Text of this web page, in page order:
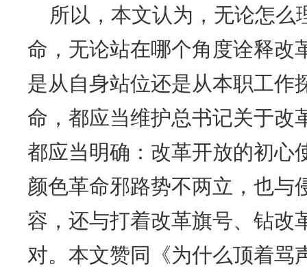
所以，本文认为，无论怎么
命，无论站在哪个角度诠释改
是从自身站位还是从本职工作
命，都应当维护总书记关于改
都应当明确：改革开放的初心
颜色革命邪路势不两立，也与
容，还与打着改革旗号、钻改
对。本文赞同《为什么顶着骂